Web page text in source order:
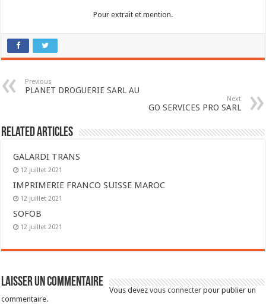
Pour extrait et mention.
Previous
PLANET DROGUERIE SARL AU
Next
GO SERVICES PRO SARL
Related Articles
GALARDI TRANS
12 juillet 2021
IMPRIMERIE FRANCO SUISSE MAROC
12 juillet 2021
SOFOB
12 juillet 2021
Laisser un commentaire
Vous devezvous connecter pour publier un
commentaire.